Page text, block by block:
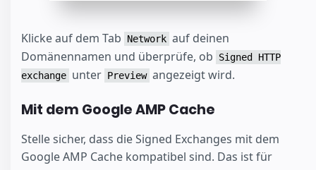
Klicke auf dem Tab Network auf deinen
Domänennamen und überprüfe, ob
Signed HTTP
exchange unter Preview angezeigt wird.
Mit dem Google AMP Cache
Stelle sicher, dass die Signed Exchanges mit dem
Google AMP Cache kompatibel sind. Das ist für